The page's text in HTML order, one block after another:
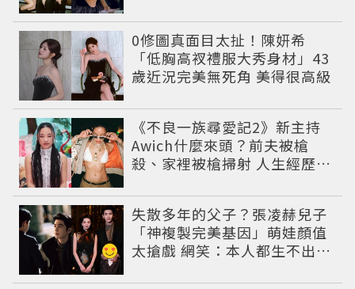
0修圖真面目太扯！陳妍希
「低胸高衩禮服大秀身材」43
歲近況完美無死角 美得很高級
《不良一族尋愛記2》新主持
Awich什麼來頭？前夫被槍
殺、家裡被槍掃射 人生經歷比
失散多年的父子？張凌赫兒子
「神複製完美基因」萌娃顏值
太搶戲 網笑：本人都生不出這